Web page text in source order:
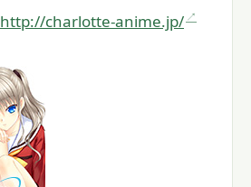
http://charlotte-anime.jp/